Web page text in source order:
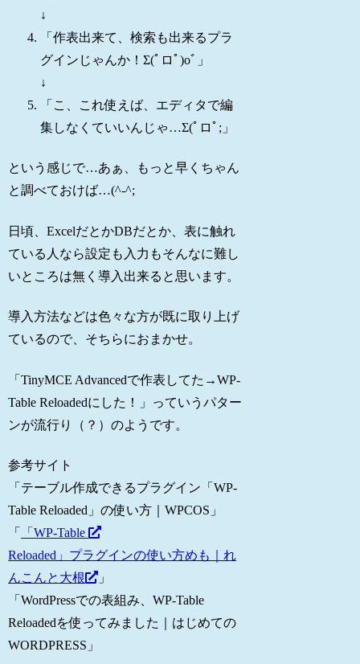
↓
「作表出来て、検索も出来るプラ
グインじゃんか！Σ(ﾟロﾟ)oﾞ」
↓
「こ、これ使えば、エディタで編
集しなくていいんじゃ…Σ(ﾟロﾟ;」
という感じで…あぁ、もっと早くちゃん
と調べておけば…(^-^;
日頃、ExcelだとかDBだとか、表に触れ
ている人なら設定も入力もそんなに難し
いところは無く導入出来ると思います。
導入方法などは色々な方が既に取り上げ
ているので、そちらにおまかせ。
「TinyMCE Advancedで作表してた→WP-
Table Reloadedにした！」っていうパター
ンが流行り（？）のようです。
参考サイト
「テーブル作成できるプラグイン「WP-
Table Reloaded」の使い方｜WPCOS」
「
「WP-Table
Reloaded」プラグインの使い方めも｜れ
んこんと大根
」
「WordPressでの表組み、WP-Table
Reloadedを使ってみました｜はじめての
WORDPRESS」